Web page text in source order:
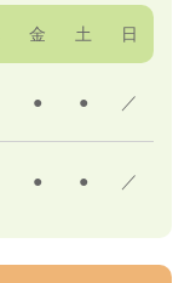
金 土 日
● ● ／
● ● ／